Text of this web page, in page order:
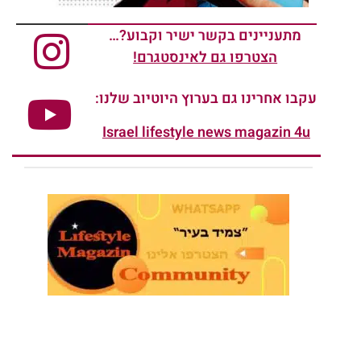
מתעניינים בקשר ישיר וקבוע?…
הצטרפו גם לאינסטגרם!
עקבו אחרינו גם בערוץ היוטיוב שלנו:
Israel lifestyle news magazin 4u